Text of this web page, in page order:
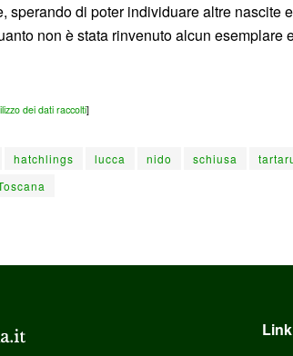
sperando di poter individuare altre nascite
non è stata rinvenuto alcun
dei dati raccolti]
hatchlings lucca nido schiusa